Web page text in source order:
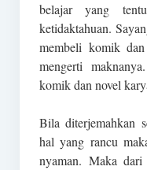
belajar yang
ketidaktahuan.
membeli komik
mengerti
komik dan novel
Bila diterjemahkan
hal yang rancu
nyaman. Maka